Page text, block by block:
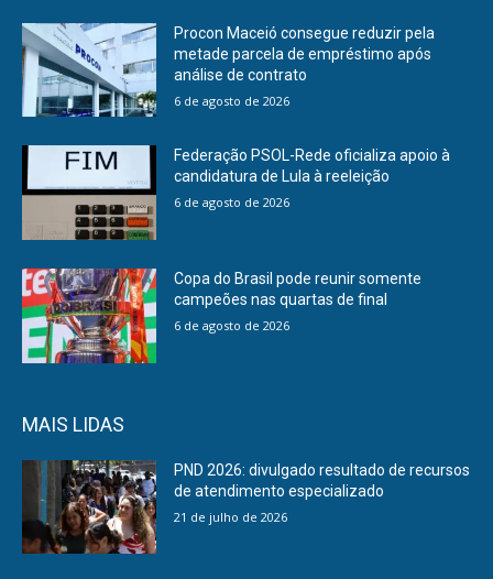
Procon Maceió consegue reduzir pela
metade parcela de empréstimo após
análise de contrato
6 de agosto de 2026
Federação PSOL-Rede oficializa apoio à
candidatura de Lula à reeleição
6 de agosto de 2026
Copa do Brasil pode reunir somente
campeões nas quartas de final
6 de agosto de 2026
MAIS LIDAS
PND 2026: divulgado resultado de recursos
de atendimento especializado
21 de julho de 2026